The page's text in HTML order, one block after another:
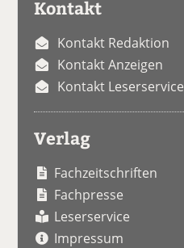
Kontakt
Kontakt Redaktion
Kontakt Anzeigen
Kontakt Leserservice
Verlag
Fachzeitschriften
Fachpresse
Leserservice
Impressum